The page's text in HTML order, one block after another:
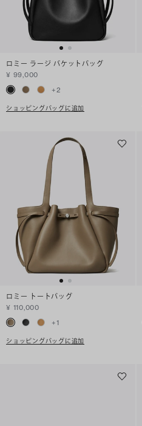
ロミー ラージ バケットバッグ
¥ 99,000
+2
ショッピングバッグに追加
ロミー トートバッグ
¥ 110,000
+1
ショッピングバッグに追加